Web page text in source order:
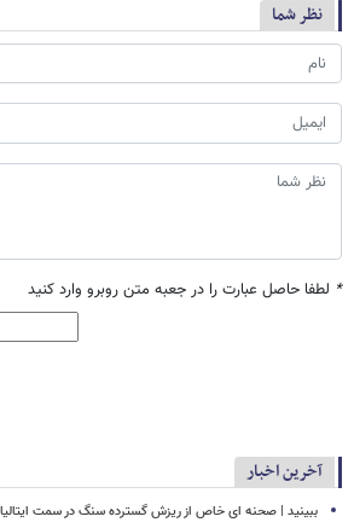
نظر شما
* لطفا حاصل عبارت را در جعبه متن روبرو وارد کنید
آخرین اخبار
ببینید | صحنه ای خاص از ریزش گسترده سنگ در سمت